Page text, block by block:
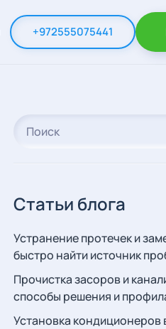
+972555075441
Статьи блога
Устранение протечек и
быстро найти источник
Прочистка засоров и
способы решения и
Установка кондиционеров